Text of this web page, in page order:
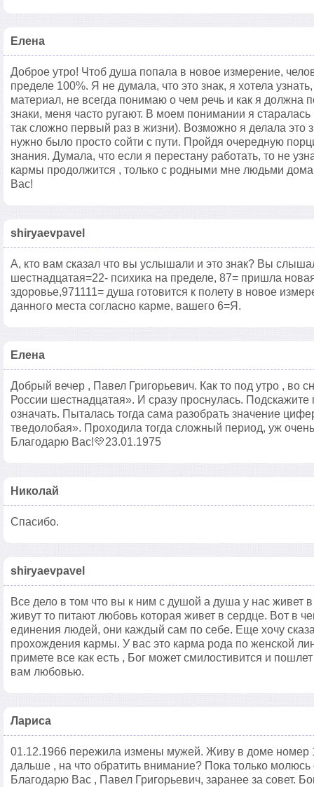
Елена
Доброе утро! Чтоб душа попала в новое измерение,
пределе 100%. Я не думала, что это знак, я хотела
материал, не всегда понимаю о чем речь и как я должна
знаки, меня часто ругают. В моем понимании я старалась
так сложно первый раз в жизни). Возможно я делала это
нужно было просто сойти с пути. Пройдя очередную
знания. Думала, что если я перестану работать, то не
кармы продолжится , только с родными мне людьми
Вас!
shiryaevpavel
А, кто вам сказал что вы услышали и это знак? Вы
шестнадцатая=22- психика на пределе, 87= пришла
здоровье,971111= душа готовится к полету в новое
данного места согласно карме, вашего 6=Я.
Елена
Добрый вечер , Павел Григорьевич. Как то под утро , во
России шестнадцатая». И сразу проснулась. Подскажите
означать. Пыталась тогда сама разобрать значение
тведолобая». Проходила тогда сложный период, уж
Благодарю Вас!💛23.01.1975
Николай
Спасибо.
shiryaevpavel
Все дело в том что вы к ним с душой а душа у нас живет
живут то питают любовь которая живет в сердце. Вот в
единения людей, они каждый сам по себе. Еще хочу
прохождения кармы. У вас это карма рода по женской
примете все как есть , Бог может смилостивится и
вам любовью.
Лариса
01.12.1966 пережила измены мужей. Живу в доме номер
дальше , на что обратить внимание? Пока только
Благодарю Вас , Павел Григорьевич, заранее за совет.